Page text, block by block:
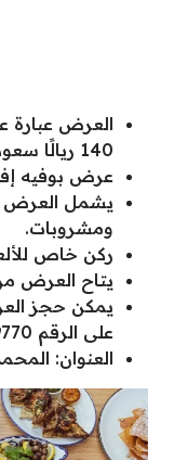
العرض عبارة
140 ريالًا سعوديًا.
عرض بوفيه إفطاراً
يشمل العرض
ومشروبات.
ركن خاص
يتاح العرض
يمكن حجز
على الرقم 0451639770.
العنوان: